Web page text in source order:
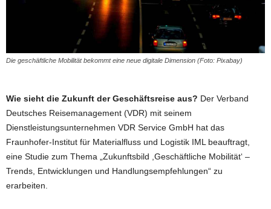
Die geschäftliche Mobilität bekommt eine neue digitale Dimension (Foto: Pixabay)
Wie sieht die Zukunft der Geschäftsreise aus? Der Verband
Deutsches Reisemanagement (VDR) mit seinem
Dienstleistungsunternehmen VDR Service GmbH hat das
Fraunhofer-Institut für Materialfluss und Logistik IML beauftragt,
eine Studie zum Thema „Zukunftsbild ,Geschäftliche Mobilität‘ –
Trends, Entwicklungen und Handlungsempfehlungen“ zu
erarbeiten.